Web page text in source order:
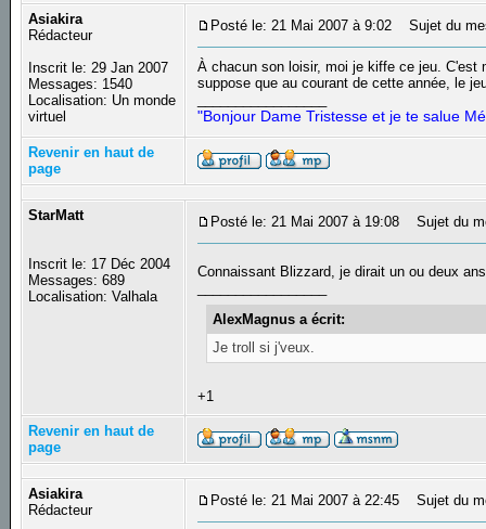
Asiakira
Rédacteur
Inscrit le: 29 Jan 2007
Messages: 1540
Localisation: Un monde
virtuel
Posté le: 21 Mai 2007 à 9:02 Sujet du
À chacun son loisir, moi je kiffe ce jeu. C'est
suppose que au courant de cette année, le
"Bonjour Dame Tristesse et je te salue
Revenir en haut de
page
StarMatt
Inscrit le: 17 Déc 2004
Messages: 689
Localisation: Valhala
Posté le: 21 Mai 2007 à 19:08 Sujet du
Connaissant Blizzard, je dirait un ou deux
AlexMagnus a écrit:
Je troll si j'veux.
+1
Revenir en haut de
page
Asiakira
Rédacteur
Posté le: 21 Mai 2007 à 22:45 Sujet du